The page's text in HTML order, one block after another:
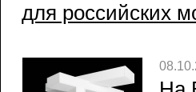
для российских